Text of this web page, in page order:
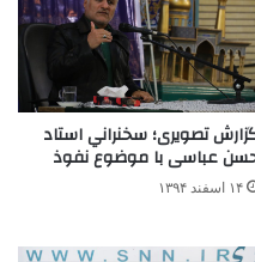
تصویری؛ سخنراني استاد
عباسی با موضوع نفوذ
۱۴ اسفند ۱۳۹۴